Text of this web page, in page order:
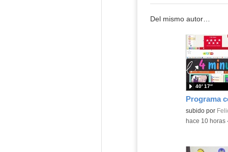
Del mismo autor…
Contenido
subido por
40′ 17″
-hace 10 horas